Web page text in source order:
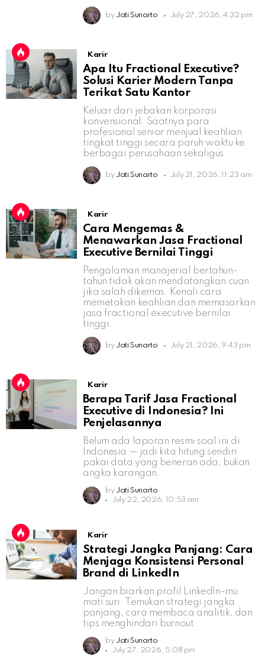
by Jati Sunarto July 27, 2026, 4:32 pm
Karir
Apa Itu Fractional Executive?
Solusi Karier Modern Tanpa
Terikat Satu Kantor
Keluar dari jebakan korporasi
konvensional. Saatnya para
profesional senior menjual keahlian
tingkat tinggi secara paruh waktu ke
berbagai perusahaan sekaligus.
by Jati Sunarto July 21, 2026, 11:23 am
Karir
Cara Mengemas &
Menawarkan Jasa Fractional
Executive Bernilai Tinggi
Pengalaman manajerial bertahun-
tahun tidak akan mendatangkan cuan
jika salah dikemas. Kenali cara
memetakan keahlian dan memasarkan
jasa fractional executive bernilai
tinggi.
by Jati Sunarto July 21, 2026, 9:43 pm
Karir
Berapa Tarif Jasa Fractional
Executive di Indonesia? Ini
Penjelasannya
Belum ada laporan resmi soal ini di
Indonesia — jadi kita hitung sendiri
pakai data yang beneran ada, bukan
angka karangan.
by Jati Sunarto
July 22, 2026, 10:53 am
Karir
Strategi Jangka Panjang: Cara
Menjaga Konsistensi Personal
Brand di LinkedIn
Jangan biarkan profil LinkedIn-mu
mati suri. Temukan strategi jangka
panjang, cara membaca analitik, dan
tips menghindari burnout.
by Jati Sunarto
July 27, 2026, 5:08 pm